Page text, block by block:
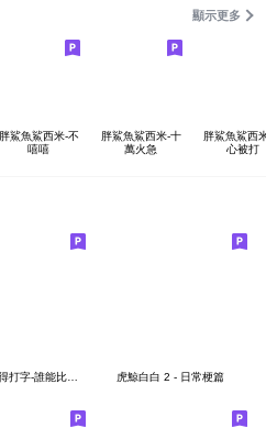
顯示更多
胖鯊魚鯊西米-不
嘻嘻
胖鯊魚鯊西米-十
萬火急
胖鯊魚鯊西
心被打
小白人懶得打字-誰能比我廢(新版) 虎鯨白白 2 - 日常梗篇